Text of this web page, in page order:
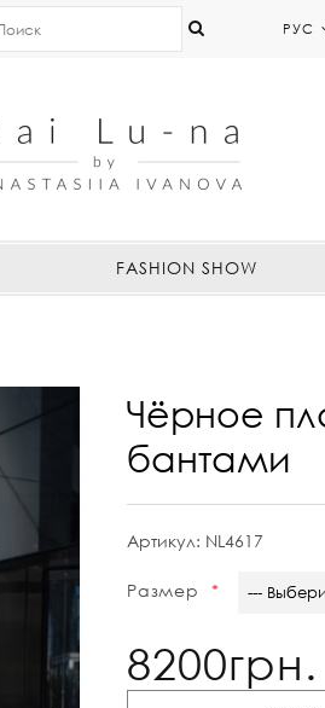
РУС
FASHION SHOW
Чёрное
бантами
Артикул: NL4617
Размер ---
8200грн.